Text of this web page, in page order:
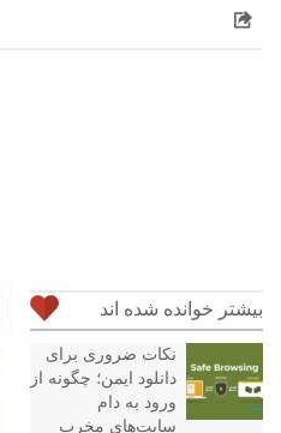
بیشتر خوانده شده اند
نکات ضروری برای
دانلود ایمن؛ چگونه از
ورود به دام
سایت‌های مخرب